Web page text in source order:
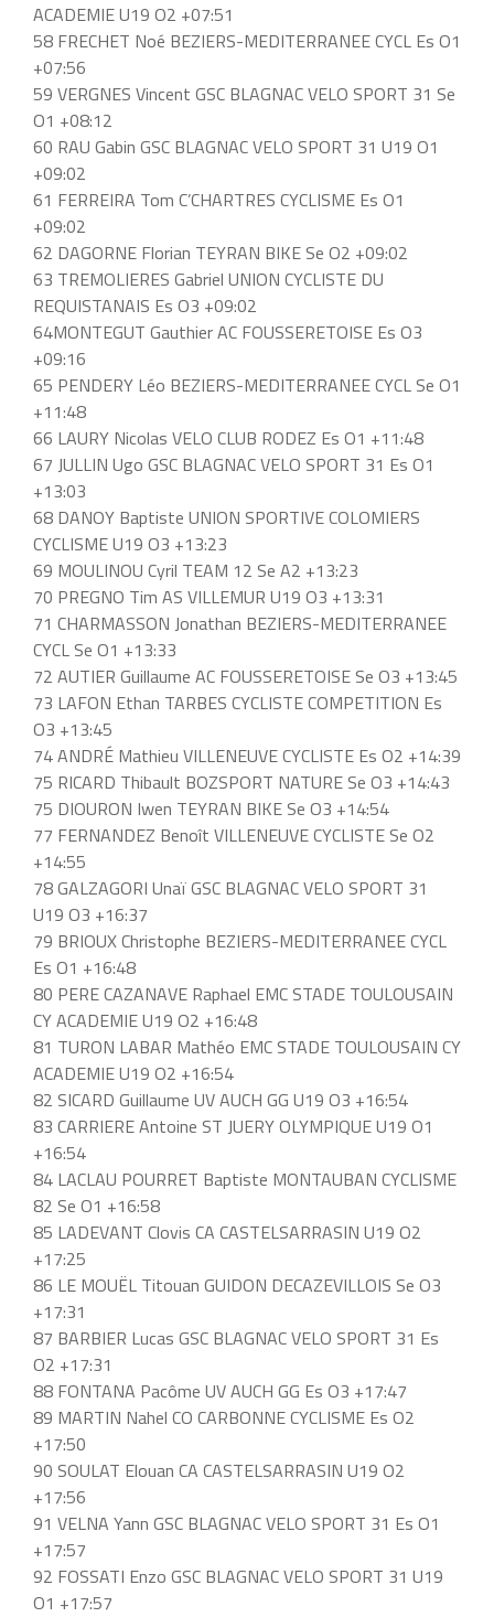
ACADEMIE U19 O2 +07:51
58 FRECHET Noé BEZIERS-MEDITERRANEE CYCL Es O1
+07:56
59 VERGNES Vincent GSC BLAGNAC VELO SPORT 31 Se
O1 +08:12
60 RAU Gabin GSC BLAGNAC VELO SPORT 31 U19 O1
+09:02
61 FERREIRA Tom C’CHARTRES CYCLISME Es O1
+09:02
62 DAGORNE Florian TEYRAN BIKE Se O2 +09:02
63 TREMOLIERES Gabriel UNION CYCLISTE DU
REQUISTANAIS Es O3 +09:02
64MONTEGUT Gauthier AC FOUSSERETOISE Es O3
+09:16
65 PENDERY Léo BEZIERS-MEDITERRANEE CYCL Se O1
+11:48
66 LAURY Nicolas VELO CLUB RODEZ Es O1 +11:48
67 JULLIN Ugo GSC BLAGNAC VELO SPORT 31 Es O1
+13:03
68 DANOY Baptiste UNION SPORTIVE COLOMIERS
CYCLISME U19 O3 +13:23
69 MOULINOU Cyril TEAM 12 Se A2 +13:23
70 PREGNO Tim AS VILLEMUR U19 O3 +13:31
71 CHARMASSON Jonathan BEZIERS-MEDITERRANEE
CYCL Se O1 +13:33
72 AUTIER Guillaume AC FOUSSERETOISE Se O3 +13:45
73 LAFON Ethan TARBES CYCLISTE COMPETITION Es
O3 +13:45
74 ANDRÉ Mathieu VILLENEUVE CYCLISTE Es O2 +14:39
75 RICARD Thibault BOZSPORT NATURE Se O3 +14:43
75 DIOURON Iwen TEYRAN BIKE Se O3 +14:54
77 FERNANDEZ Benoît VILLENEUVE CYCLISTE Se O2
+14:55
78 GALZAGORI Unaï GSC BLAGNAC VELO SPORT 31
U19 O3 +16:37
79 BRIOUX Christophe BEZIERS-MEDITERRANEE CYCL
Es O1 +16:48
80 PERE CAZANAVE Raphael EMC STADE TOULOUSAIN
CY ACADEMIE U19 O2 +16:48
81 TURON LABAR Mathéo EMC STADE TOULOUSAIN CY
ACADEMIE U19 O2 +16:54
82 SICARD Guillaume UV AUCH GG U19 O3 +16:54
83 CARRIERE Antoine ST JUERY OLYMPIQUE U19 O1
+16:54
84 LACLAU POURRET Baptiste MONTAUBAN CYCLISME
82 Se O1 +16:58
85 LADEVANT Clovis CA CASTELSARRASIN U19 O2
+17:25
86 LE MOUËL Titouan GUIDON DECAZEVILLOIS Se O3
+17:31
87 BARBIER Lucas GSC BLAGNAC VELO SPORT 31 Es
O2 +17:31
88 FONTANA Pacôme UV AUCH GG Es O3 +17:47
89 MARTIN Nahel CO CARBONNE CYCLISME Es O2
+17:50
90 SOULAT Elouan CA CASTELSARRASIN U19 O2
+17:56
91 VELNA Yann GSC BLAGNAC VELO SPORT 31 Es O1
+17:57
92 FOSSATI Enzo GSC BLAGNAC VELO SPORT 31 U19
O1 +17:57